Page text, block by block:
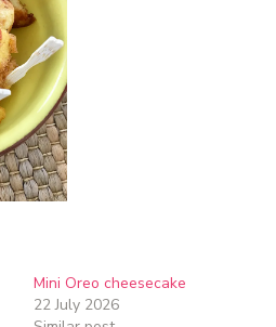
Mini Oreo cheesecake
22 July 2026